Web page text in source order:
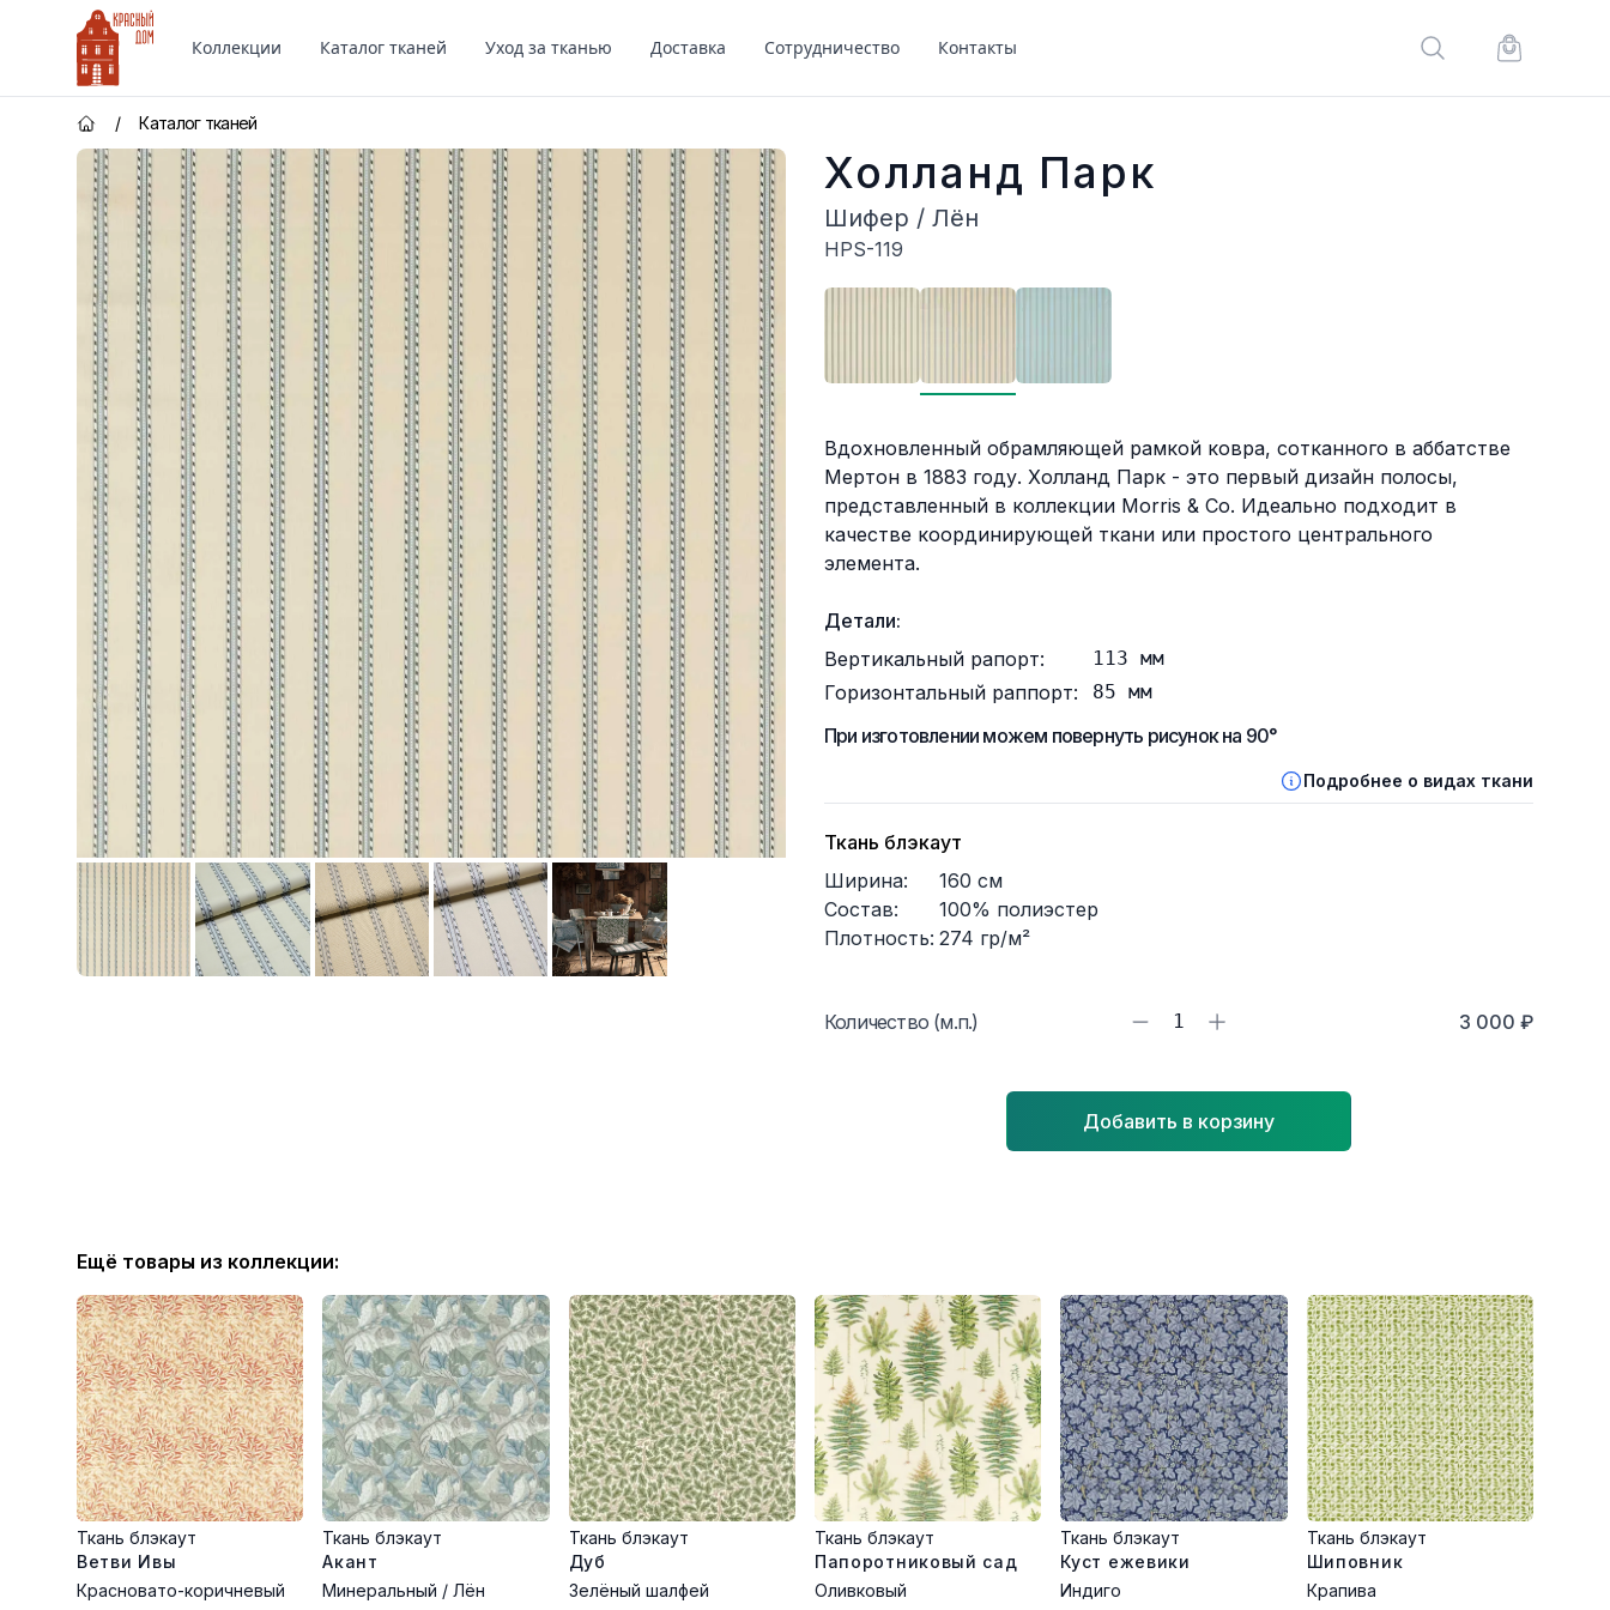
Красный Дом
Коллекции Каталог тканей Уход за тканью Доставка Сотрудничество Контакты Поиск по сайту
Корзина
Главная страница
/ Каталог тканей
Холланд Парк
Шифер / Лён
HPS-119
Описание
Вдохновленный обрамляющей рамкой ковра, сотканного в аббатстве
Мертон в 1883 году. Холланд Парк - это первый дизайн полосы,
представленный в коллекции Morris & Co. Идеально подходит в
качестве координирующей ткани или простого центрального
элемента.
Детали:
Вертикальный рапорт:
113 мм
Горизонтальный раппорт: 85 мм
При изготовлении можем повернуть рисунок на 90°
Подробнее о видах ткани
Ткань блэкаут
Ширина:
160 см
Состав:
100% полиэстер
Плотность: 274 гр/м²
Количество (м.п.) 1 3 000 ₽
Добавить в корзину
Ещё товары из коллекции:
Ткань блэкаут
Ветви Ивы
Красновато-коричневый
Ткань блэкаут
Акант
Минеральный / Лён
Ткань блэкаут
Дуб
Зелёный шалфей
Ткань блэкаут
Папоротниковый сад
Оливковый
Ткань блэкаут
Куст ежевики
Индиго
Ткань блэкаут
Шиповник
Крапива